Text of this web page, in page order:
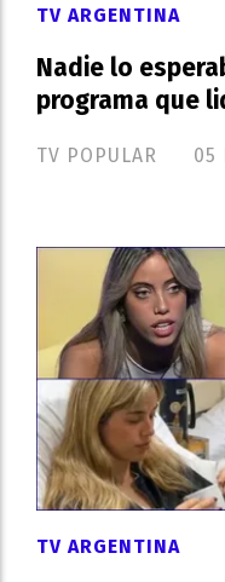
Nadie lo
programa que
TV POPULAR
TV ARGENTINA
05
TV ARGENTINA